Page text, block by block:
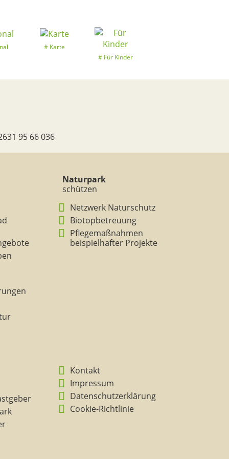
Karte
Für Kinder
95 66 036
Naturpark
schützen
Netzwerk Naturschutz
Biotopbetreuung
Pflegemaßnahmen
beispielhafter Projekte
Kontakt
Impressum
Datenschutzerklärung
Cookie-Richtlinie